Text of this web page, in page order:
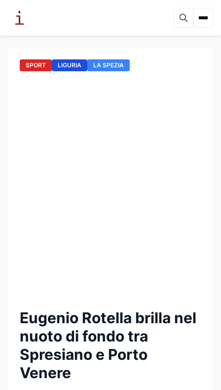
SPORT LIGURIA LA SPEZIA
Eugenio Rotella brilla nel
nuoto di fondo tra
Spresiano e Porto
Venere